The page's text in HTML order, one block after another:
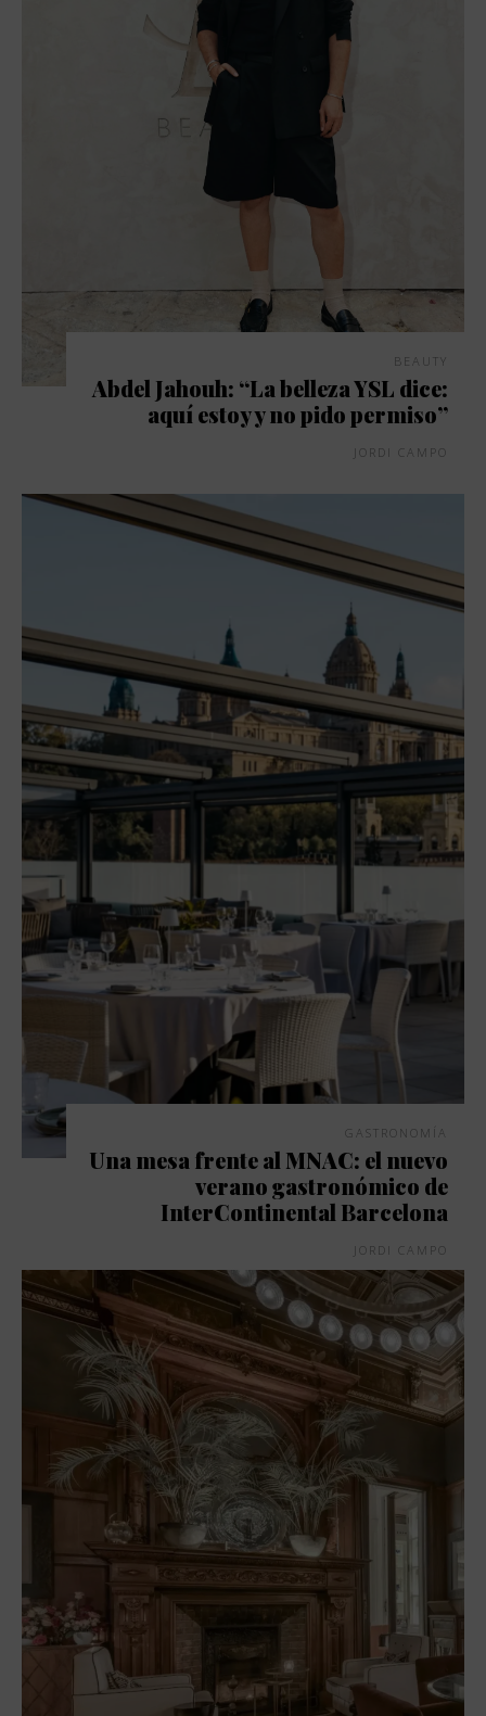
BEAUTY
Abdel Jahouh: “La belleza YSL dice:
aquí estoy y no pido permiso”
JORDI CAMPO
GASTRONOMÍA
Una mesa frente al MNAC: el nuevo
verano gastronómico de
InterContinental Barcelona
JORDI CAMPO